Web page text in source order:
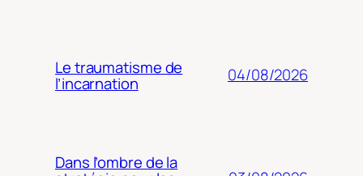
Le traumatisme de
l’incarnation 04/08/2026
Dans l’ombre de la